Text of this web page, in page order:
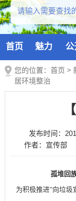
首页 魅力 公
您的位置： 首页 >
居环境整治
发布时间：
作者：宣传部
孤堆回
为积极推进“向垃圾